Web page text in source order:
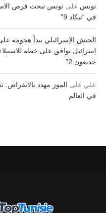
تونس على تونس تبحث فرص
في “تيكاد 9”
الجيش الإسرائيلي يبدأ هجومه
إسرائيل توافق على خطة
جديعون 2”
علي على الموز مهدد بالانقراض:
في العالم